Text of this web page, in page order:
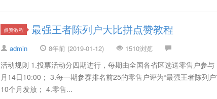
点赞教程 最强王者陈列户大比拼点赞教程
admin 8年前 (2019-01-12) 1510浏览
活动规则 1.投票活动分四期进行，每期由全国各省区选送零售户参
月14日10:00； 3.每一期参赛排名前25的零售户评为“最强王者陈列
10个月发放； 4.零售...